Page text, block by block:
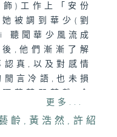
)工作上「安份
被調到華少(劉
聞華少風流成
,他們漸漸了解
真,以及對感情
言冷語,也未損
情的渴求.此時,
求婚,她又
更多...
齡 , 黃浩然 , 許紹